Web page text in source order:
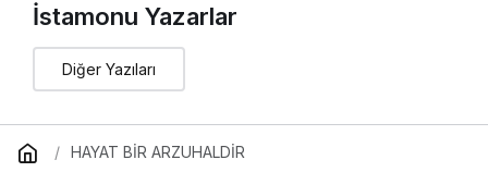
İstamonu Yazarlar
Diğer Yazıları
HAYAT BİR ARZUHALDİR